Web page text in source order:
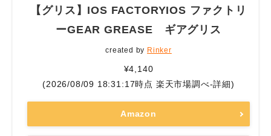
【グリス】IOS FACTORYIOS ファクトリ
ーGEAR GREASE ギアグリス
created by Rinker
¥4,140
(2026/08/09 18:31:17時点 楽天市場調べ-詳細)
Amazon